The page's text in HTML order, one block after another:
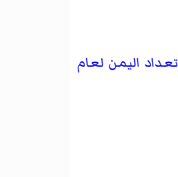
تعداد اليمن لعام